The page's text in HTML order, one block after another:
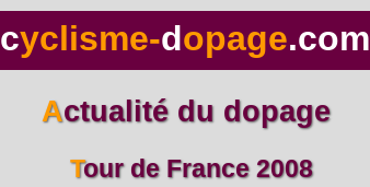
cyclisme-dopage.com
Actualité du dopage
Tour de France 2008